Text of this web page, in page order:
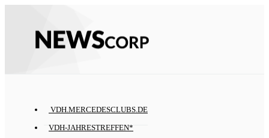
VDH.MERCEDESCLUBS.DE
VDH-JAHRESTREFFEN*